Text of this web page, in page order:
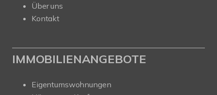
Über uns
Kontakt
IMMOBILIENANGEBOTE
Eigentumswohnungen